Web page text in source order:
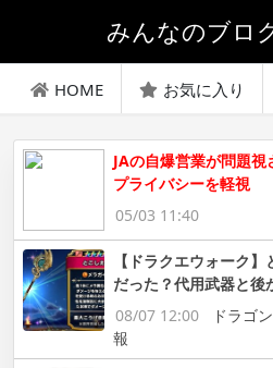
みんなのブロ
HOME お気に入り
JAの自爆営業が問題
プライバシーを軽視
05/03 11:40
【ドラクエウォーク
だった？代用武器と後
08/07 12:00
ドラゴ
報